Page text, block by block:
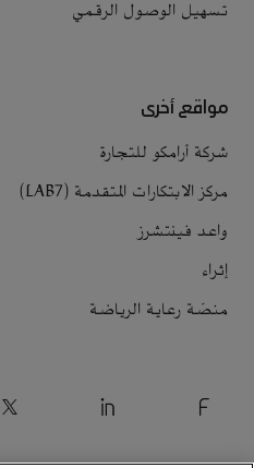
تسهيل الوصول الرقمي
مواقع أخرى
شركة أرامكو للتجارة
مركز الابتكارات المتقدمة (LAB7)
واعد فينتشرز
إثراء
منصّة رعاية الرياضة